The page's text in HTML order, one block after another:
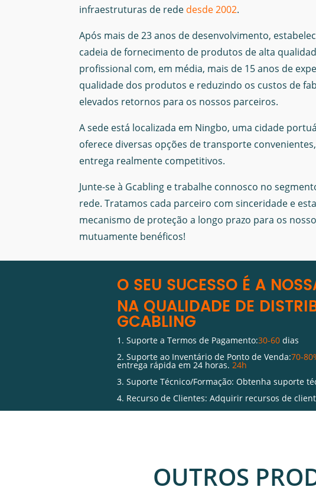
infraestruturas de rede desde 2002.
Após mais de 23 anos de desenvolvimento,
cadeia de fornecimento de produtos de alta
profissional com, em média, mais de 15 anos de
qualidade dos produtos e reduzindo os custos de
elevados retornos para os nossos parceiros.
A sede está localizada em Ningbo, uma cidade
oferece diversas opções de transporte
entrega realmente competitivos.
Junte-se à Gcabling e trabalhe connosco no
rede. Tratamos cada parceiro com sinceridade e
mecanismo de proteção a longo prazo para os
mutuamente benéficos!
O SEU SUCESSO É A
NA QUALIDADE DE
GCABLING
1. Suporte a Termos de Pagamento:30-60 dias
2. Suporte ao Inventário de Ponto de Venda:70-
entrega rápida em 24 horas. 24h
3. Suporte Técnico/Formação: Obtenha suporte
4. Recurso de Clientes: Adquirir recursos de
5. Apoio de Material Online: Obtenha o pacote
OUTROS